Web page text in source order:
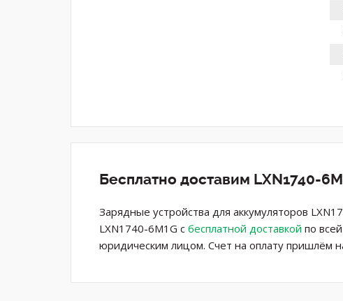
Бесплатно доставим LXN1740-
Зарядные устройства для аккумуляторов
LXN1740-6M1G с бесплатной доставкой по
юридическим лицом. Счет на оплату пришлём